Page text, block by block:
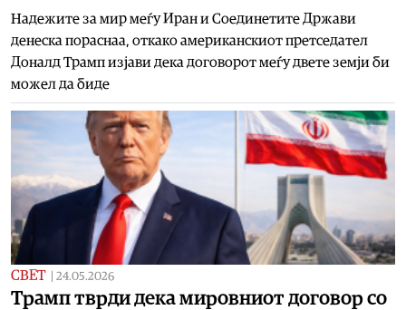
Надежите за мир меѓу Иран и Соединетите Држави
денеска пораснаа, откако американскиот претседател
Доналд Трамп изјави дека договорот меѓу двете земји би
можел да биде
СВЕТ 24.05.2026
Трамп тврди дека мировниот договор со